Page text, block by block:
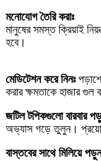
মনোযোগ তৈরি করাঃ
মানুষের সমস্ত ক্রিয়াই
হবে।
মেডিটেশন করে নিনঃ
করার ক্ষমতাকে হাজার গুল
জটিল টপিকগুলো বারবার
অভ্যাস গড়ে তুলুন।
বাস্তবের সাথে মিলিয়ে